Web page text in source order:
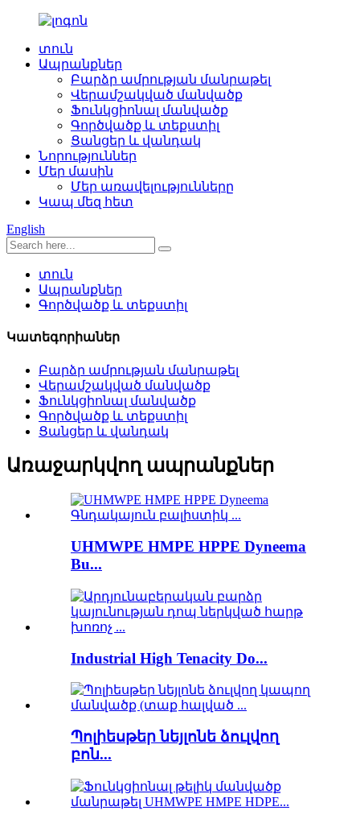
տուն
Ապրանքներ
Բարձր ամրության մանրաթել
Վերամշակված մանվածք
Ֆունկցիոնալ մանվածք
Գործվածք և տեքստիլ
Ցանցեր և վանդակ
Նորություններ
Մեր մասին
Մեր առավելությունները
Կապ մեզ հետ
English
տուն
Ապրանքներ
Գործվածք և տեքստիլ
Կատեգորիաներ
Բարձր ամրության մանրաթել
Վերամշակված մանվածք
Ֆունկցիոնալ մանվածք
Գործվածք և տեքստիլ
Ցանցեր և վանդակ
Առաջարկվող ապրանքներ
UHMWPE HMPE HPPE Dyneema
Bu...
Industrial High Tenacity Do...
Պոլիեսթեր նեյլոնե ձուլվող
բոն...